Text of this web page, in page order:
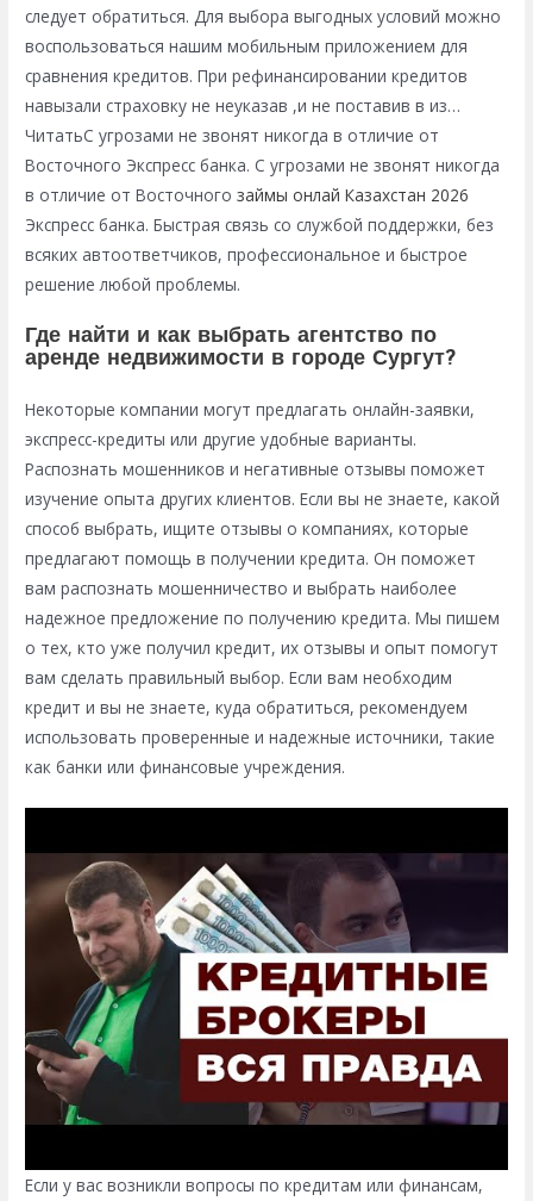
следует обратиться. Для выбора выгодных условий можно
воспользоваться нашим мобильным приложением для
сравнения кредитов. При рефинансировании кредитов
навызали страховку не неуказав ,и не поставив в из…
ЧитатьС угрозами не звонят никогда в отличие от
Восточного Экспресс банка. С угрозами не звонят никогда
в отличие от Восточногозаймы онлай Казахстан 2026
Экспресс банка. Быстрая связь со службой поддержки, без
всяких автоответчиков, профессиональное и быстрое
решение любой проблемы.
Где найти и как выбрать агентство по
аренде недвижимости в городе Сургут?
Некоторые компании могут предлагать онлайн-заявки,
экспресс-кредиты или другие удобные варианты.
Распознать мошенников и негативные отзывы поможет
изучение опыта других клиентов. Если вы не знаете, какой
способ выбрать, ищите отзывы о компаниях, которые
предлагают помощь в получении кредита. Он поможет
вам распознать мошенничество и выбрать наиболее
надежное предложение по получению кредита. Мы пишем
о тех, кто уже получил кредит, их отзывы и опыт помогут
вам сделать правильный выбор. Если вам необходим
кредит и вы не знаете, куда обратиться, рекомендуем
использовать проверенные и надежные источники, такие
как банки или финансовые учреждения.
Если у вас возникли вопросы по кредитам или финансам,